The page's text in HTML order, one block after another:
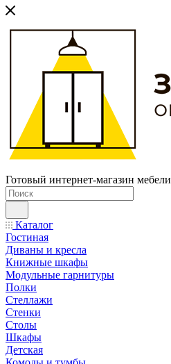
Готовый интернет-магазин мебели
Каталог
Гостиная
Диваны и кресла
Книжные шкафы
Модульные гарнитуры
Полки
Стеллажи
Стенки
Столы
Шкафы
Детская